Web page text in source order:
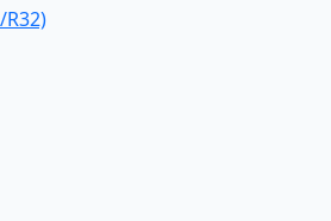
R32)